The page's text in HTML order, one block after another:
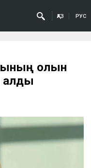
ҚАЗ РУС
қолын
алды